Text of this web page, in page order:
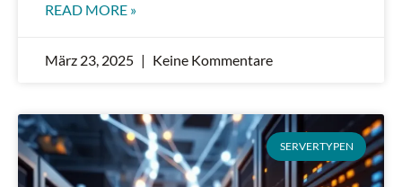
READ MORE »
März 23, 2025 Keine Kommentare
SERVERTYPEN